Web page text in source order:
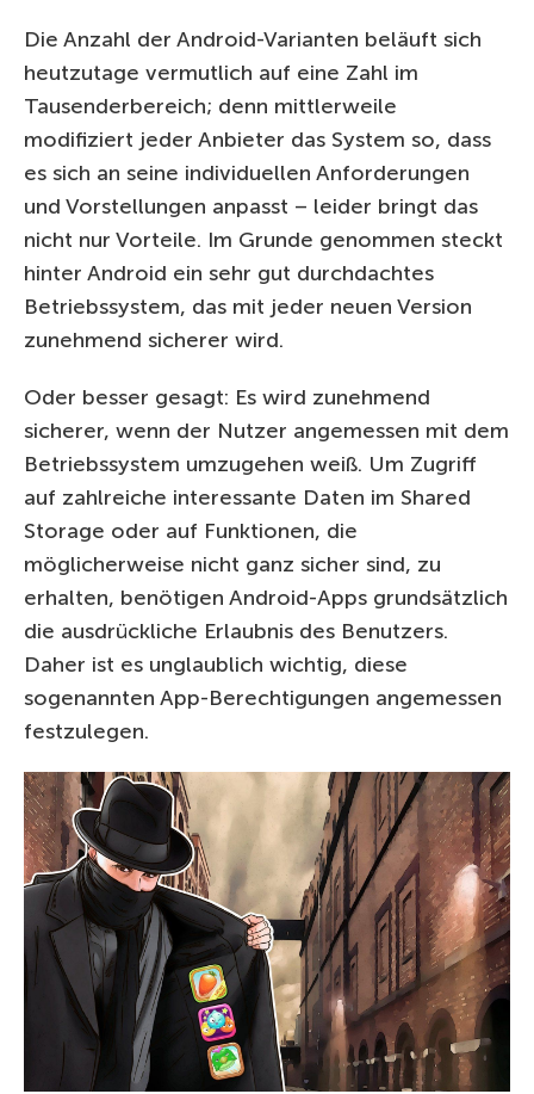
Die Anzahl der Android-Varianten beläuft sich
heutzutage vermutlich auf eine Zahl im
Tausenderbereich; denn mittlerweile
modifiziert jeder Anbieter das System so, dass
es sich an seine individuellen Anforderungen
und Vorstellungen anpasst – leider bringt das
nicht nur Vorteile. Im Grunde genommen steckt
hinter Android ein sehr gut durchdachtes
Betriebssystem, das mit jeder neuen Version
zunehmend sicherer wird.
Oder besser gesagt: Es wird zunehmend
sicherer, wenn der Nutzer angemessen mit dem
Betriebssystem umzugehen weiß. Um Zugriff
auf zahlreiche interessante Daten im Shared
Storage oder auf Funktionen, die
möglicherweise nicht ganz sicher sind, zu
erhalten, benötigen Android-Apps grundsätzlich
die ausdrückliche Erlaubnis des Benutzers.
Daher ist es unglaublich wichtig, diese
sogenannten App-Berechtigungen angemessen
festzulegen.